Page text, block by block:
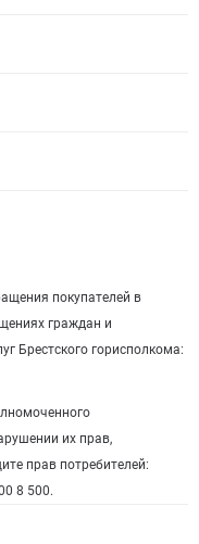
покупателей в
граждан и
Брестского горисполкома:
их прав,
прав потребителей:
8 500.